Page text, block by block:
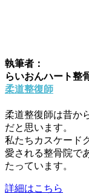
執筆者：
らいおんハート整
柔道整復師
柔道整復師は昔か
だと思います。
私たちカスケード
愛される整骨院で
たっています。
詳細はこちら